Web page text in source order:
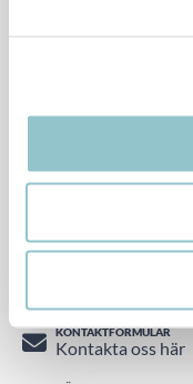
© PS Auction AB 2026
KONTAKTFORMULÄR
Kontakta oss här